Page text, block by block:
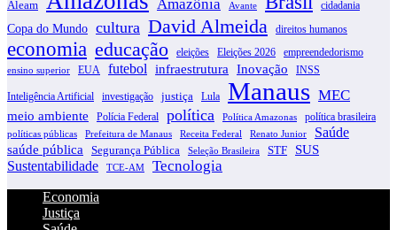
Aleam Amazônia Avante cidadania
Copa do Mundo cultura David Almeida direitos humanos
economia educação eleições Eleições 2026 empreendedorismo
ensino superior EUA futebol infraestrutura Inovação INSS
Inteligência Artificial investigação justiça Lula Manaus MEC
meio ambiente Polícia Federal política Política Amazonas política brasileira
políticas públicas Prefeitura de Manaus Receita Federal Renato Junior Saúde
saúde pública Segurança Pública Seleção Brasileira STF
SUS
Sustentabilidade
TCE-AM Tecnologia
Economia
Justiça